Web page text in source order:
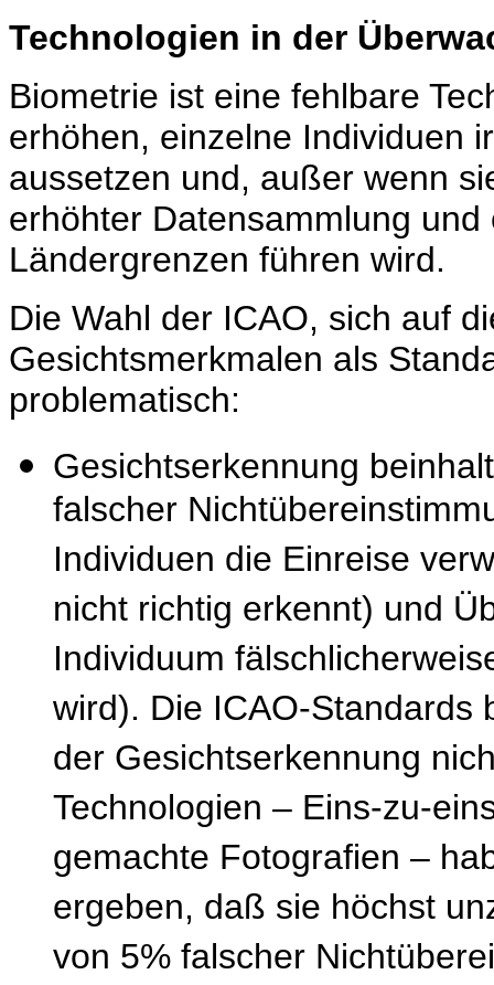
Technologien in der
Biometrie ist eine fehlbare
erhöhen, einzelne Individuen
aussetzen und, außer wenn
erhöhter Datensammlung
Ländergrenzen führen wird.
Die Wahl der ICAO, sich auf
Gesichtsmerkmalen als
problematisch:
Gesichtserkennung
falscher
Individuen die Einreise
nicht richtig erkennt) und
Individuum
wird). Die ICAO-Standards
der Gesichtserkennung
Technologien – Eins-zu-
gemachte Fotografien –
ergeben, daß sie höchst
von 5% falscher